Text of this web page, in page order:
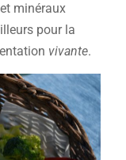
minéraux
pour la
vivante.